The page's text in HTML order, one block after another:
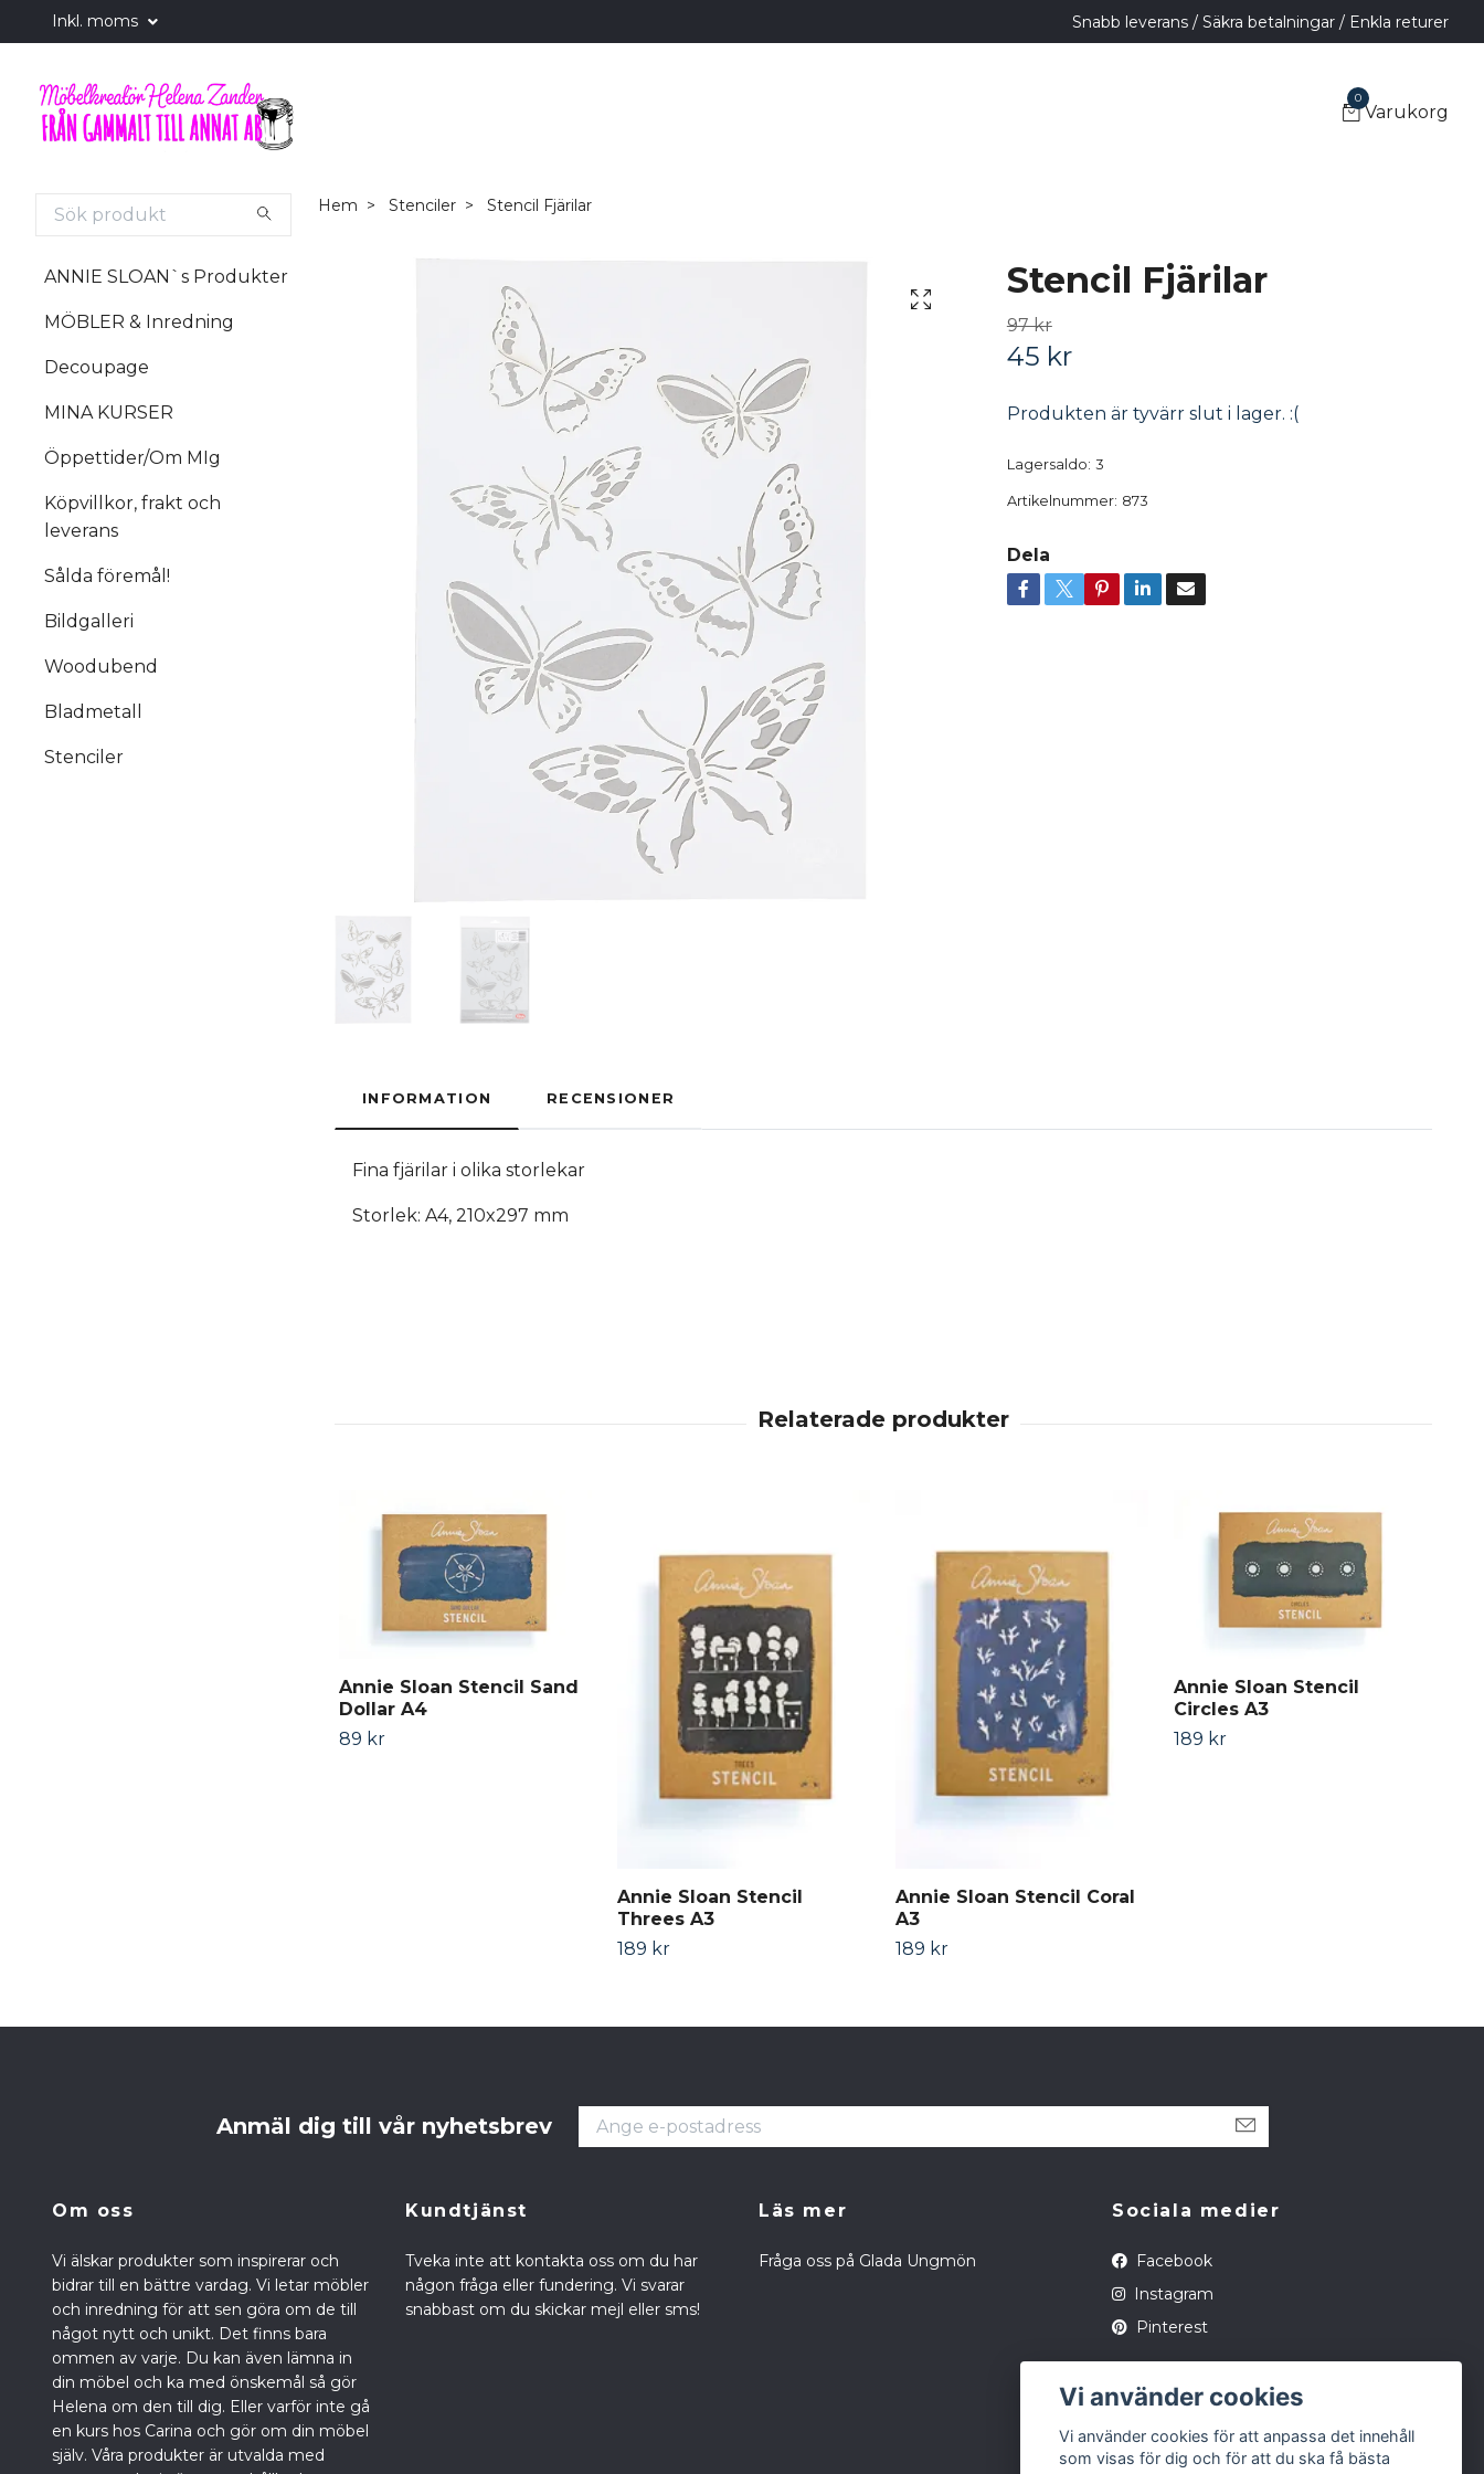
Inkl. moms Snabb leverans / Säkra betalningar / Enkla returer
0
Varukorg
ANNIE SLOAN`s Produkter
MÖBLER & Inredning
Decoupage
MINA KURSER
Öppettider/Om MIg
Köpvillkor, frakt och
leverans
Sålda föremål!
Bildgalleri
Woodubend
Bladmetall
Stenciler
Hem Stenciler Stencil Fjärilar
Stencil Fjärilar
97 kr
45 kr
Produkten är tyvärr slut i lager. :(
Lagersaldo: 3
Artikelnummer: 873
Dela
INFORMATION RECENSIONER
Fina fjärilar i olika storlekar
Storlek: A4, 210x297 mm
Annie Sloan Stencil Sand
Dollar A4
89 kr
Annie Sloan Stencil
Threes A3
189 kr
Annie Sloan Stencil Coral
A3
189 kr
Annie Sloan Stencil
Circles A3
189 kr
Anmäl dig till vår nyhetsbrev
Om oss
Vi älskar produkter som inspirerar och
bidrar till en bättre vardag. Vi letar möbler
och inredning för att sen göra om de till
något nytt och unikt. Det finns bara
ommen av varje. Du kan även lämna in
din möbel och ka med önskemål så gör
Helena om den till dig. Eller varför inte gå
en kurs hos Carina och gör om din möbel
själv. Våra produkter är utvalda med
Kundtjänst
Tveka inte att kontakta oss om du har
någon fråga eller fundering. Vi svarar
snabbast om du skickar mejl eller sms!
Läs mer
Fråga oss på Glada Ungmön
Sociala medier
Facebook
Instagram
Pinterest
Vi använder cookies
Vi använder cookies för att anpassa det innehåll
som visas för dig och för att du ska få bästa